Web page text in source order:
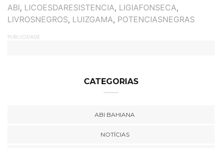
TAGS
ABI, LICOESDARESISTENCIA, LIGIAFONSECA,
LIVROSNEGROS, LUIZGAMA, POTENCIASNEGRAS
PUBLICIDADE
CATEGORIAS
ABI BAHIANA
NOTÍCIAS